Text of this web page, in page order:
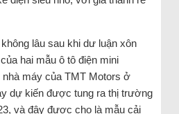
lâu sau khi dư luận xôn
hai mẫu ô tô điện mini
nhà máy của TMT Motors ở
dự kiến được tung ra thị trường
và đây được cho là mẫu cải